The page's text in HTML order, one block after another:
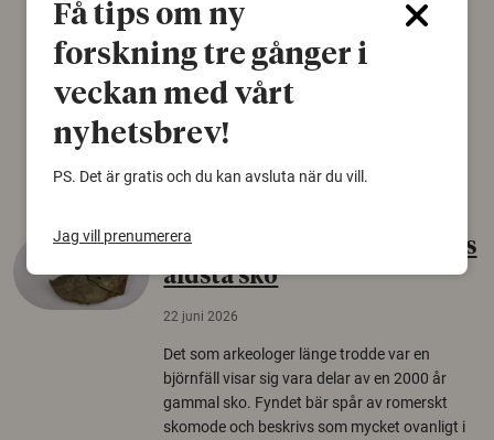
Personer som är mer benägna att tro på
konspirationsteorier är ofta mer mottagliga
för rysk desinformation. Det visar en studie
från Försvarshögskolan med deltagare i fyra
europeiska länder.
Gammalt skinn var Sveriges
äldsta sko
22 juni 2026
Det som arkeologer länge trodde var en
björnfäll visar sig vara delar av en 2000 år
gammal sko. Fyndet bär spår av romerskt
skomode och beskrivs som mycket ovanligt i
Få tips om ny
forskning tre gånger i
veckan med vårt
nyhetsbrev!
PS. Det är gratis och du kan avsluta när du vill.
Jag vill prenumerera